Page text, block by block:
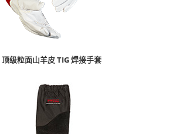
顶级粒面山羊皮 TIG 焊接手套